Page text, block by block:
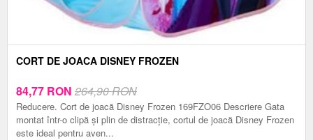
CORT DE JOACA DISNEY FROZEN
84,77 RON 264,90 RON
Reducere. Cort de joacă Disney Frozen 169FZO06 Descriere Gata
montat într-o clipă și plin de distracție, cortul de joacă Disney Frozen
este ideal pentru aven...